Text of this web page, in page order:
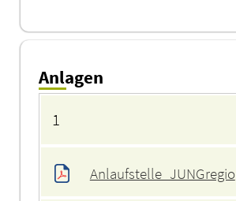
Anlagen
1
Anlaufstelle_JUNGregio